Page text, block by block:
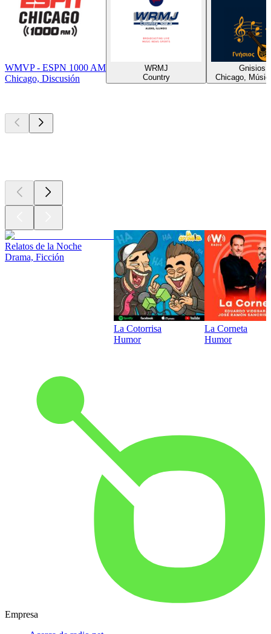
WMVP - ESPN 1000 AM
Chicago, Discusión
WRMJ
Country
Chicago,
Relatos de la Noche
Drama, Ficción
La Cotorrisa
Humor
La Corneta
Humor
Empresa